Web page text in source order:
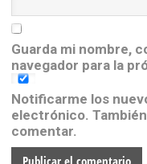
Guarda mi nombre,
navegador para la
Notificarme los
electrónico.
comentar.